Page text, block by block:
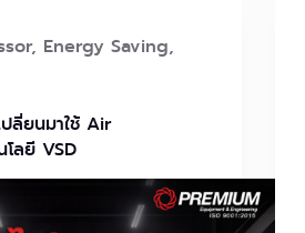
, Energy Saving,
ลี่ยนมาใช้ Air
ลยี VSD